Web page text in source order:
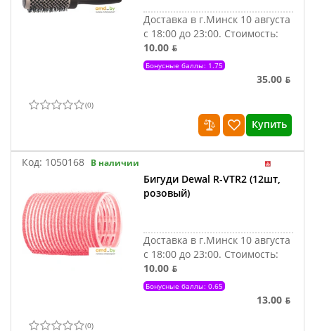
Доставка в г.Минск 10 августа
с 18:00 до 23:00. Стоимость:
10.00 ƃ
Бонусные баллы: 1.75
35.00 ƃ
(0)
Купить
Код: 1050168 В наличии
Бигуди Dewal R-VTR2 (12шт,
розовый)
Доставка в г.Минск 10 августа
с 18:00 до 23:00. Стоимость:
10.00 ƃ
Бонусные баллы: 0.65
13.00 ƃ
(0)